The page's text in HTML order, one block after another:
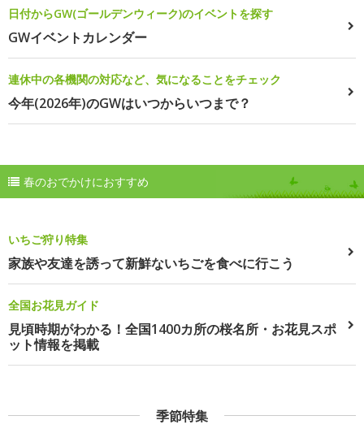
日付からGW(ゴールデンウィーク)のイベントを探す
GWイベントカレンダー
連休中の各機関の対応など、気になることをチェック
今年(2026年)のGWはいつからいつまで？
春のおでかけにおすすめ
いちご狩り特集
家族や友達を誘って新鮮ないちごを食べに行こう
全国お花見ガイド
見頃時期がわかる！全国1400カ所の桜名所・お花見スポ
ット情報を掲載
季節特集